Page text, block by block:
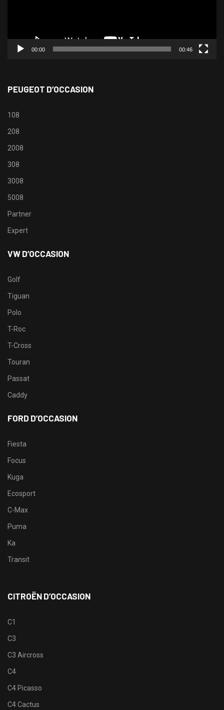
00:00 00:46
PEUGEOT D’OCCASION
108
208
2008
308
3008
5008
Partner
Expert
VW D’OCCASION
Golf
Tiguan
Polo
T-Roc
T-Cross
Touran
Passat
Caddy
FORD D’OCCASION
Fiesta
Focus
Kuga
Ecosport
C-Max
Puma
Ka
Transit
CITROËN D’OCCASION
C1
C3
C3 Aircross
C4
C4 Picasso
C4 Cactus